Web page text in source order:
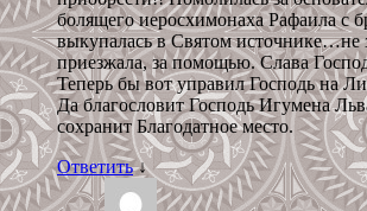
болящего иеросхимонаха Рафаила с
выкупалась в Святом источнике…не
приезжала, за помощью. Слава
Теперь бы вот управил Господь на
Да благословит Господь Игумена
сохранит Благодатное место.
Ответить ↓